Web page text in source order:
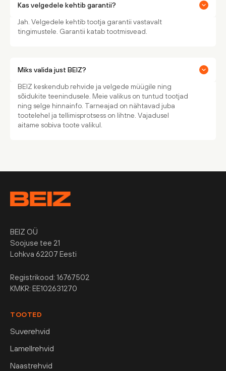
Kas velgedele kehtib garantii?
Jah. Velgedele kehtib tootja garantii vastavalt
tingimustele. Garantii katab tootmisvead.
Miks valida just BEIZ?
BEIZ keskendub rehvide ja velgede müügile ning
sõidukite teenindusele. Meie valikus on tuntud tootjad
ning selge hinnainfo. Tarneajad on nähtavad juba
tootelehel ja tellimisprotsess on lihtne. Vajadusel
aitame sobiva toote valikul.
BEIZ OÜ
Soojuse tee 21
Lohkva 62207 Eesti
Registrikood: 16767502
KMKR: EE102631270
TOOTED
Suverehvid
Lamellrehvid
Naastrehvid